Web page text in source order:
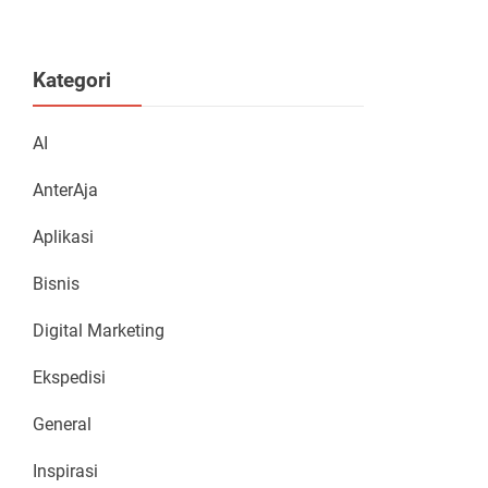
Kategori
AI
AnterAja
Aplikasi
Bisnis
Digital Marketing
Ekspedisi
General
Inspirasi